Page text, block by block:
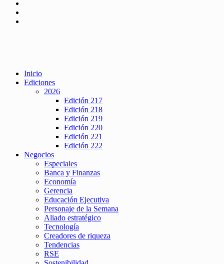
Inicio
Ediciones
2026
Edición 217
Edición 218
Edición 219
Edición 220
Edición 221
Edición 222
Negocios
Especiales
Banca y Finanzas
Economía
Gerencia
Educación Ejecutiva
Personaje de la Semana
Aliado estratégico
Tecnología
Creadores de riqueza
Tendencias
RSE